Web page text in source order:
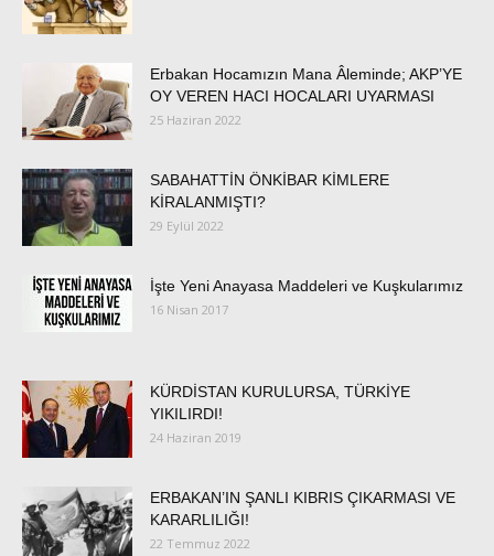
Erbakan Hocamızın Mana Âleminde; AKP’YE
OY VEREN HACI HOCALARI UYARMASI
25 Haziran 2022
SABAHATTİN ÖNKİBAR KİMLERE
KİRALANMIŞTI?
29 Eylül 2022
İşte Yeni Anayasa Maddeleri ve Kuşkularımız
16 Nisan 2017
KÜRDİSTAN KURULURSA, TÜRKİYE
YIKILIRDI!
24 Haziran 2019
ERBAKAN’IN ŞANLI KIBRIS ÇIKARMASI VE
KARARLILIĞI!
22 Temmuz 2022